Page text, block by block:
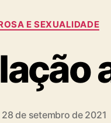
Categorias
E SEXUALIDADE
28 de setembro de 2021